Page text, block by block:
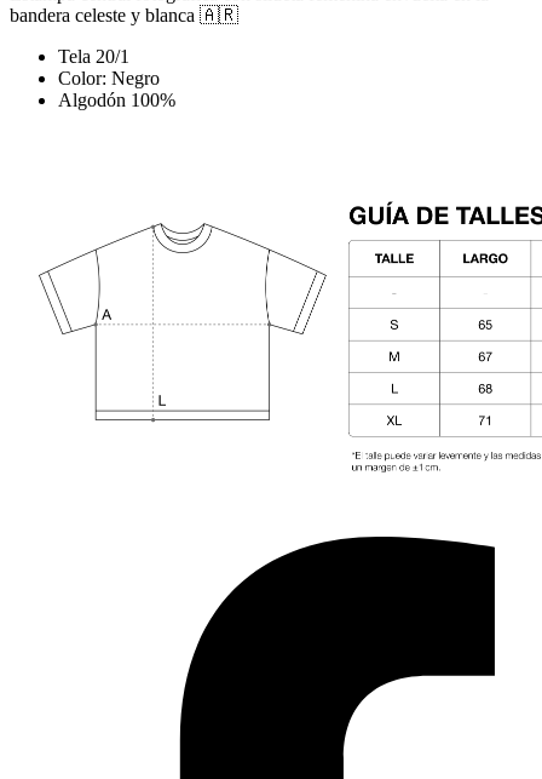
bandera celeste y blanca 🇦🇷
Tela 20/1
Color: Negro
Algodón 100%